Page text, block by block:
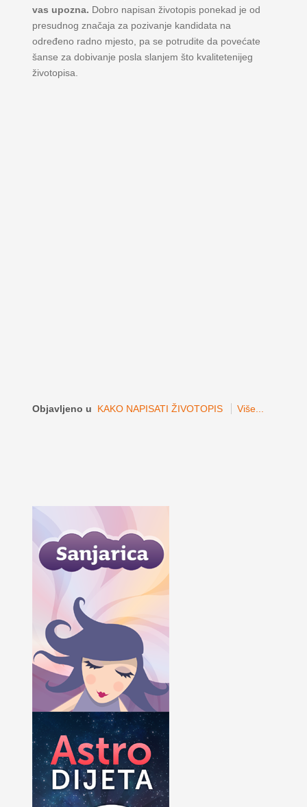
vas upozna. Dobro napisan životopis ponekad je od
presudnog značaja za pozivanje kandidata na
određeno radno mjesto, pa se potrudite da povećate
šanse za dobivanje posla slanjem što kvalitetenijeg
životopisa.
Objavljeno u KAKO NAPISATI ŽIVOTOPIS Više...